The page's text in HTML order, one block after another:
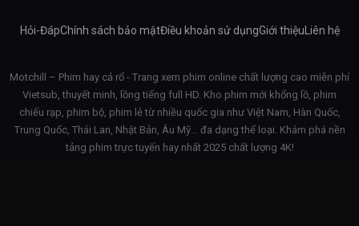
Hỏi-ĐápChính sách bảo mậtĐiều khoản sử dụngGiới thiệuLiên hệ
Motchill – Phim hay cả rổ - Trang xem phim online chất lượng cao miễn phí
Vietsub, thuyết minh, lồng tiếng full HD. Kho phim mới khổng lồ, phim
chiếu rạp, phim bộ, phim lẻ từ nhiều quốc gia như Việt Nam, Hàn Quốc,
Trung Quốc, Thái Lan, Nhật Bản, Âu Mỹ… đa dạng thể loại. Khám phá nền
tảng phim trực tuyến hay nhất 2025 chất lượng 4K!